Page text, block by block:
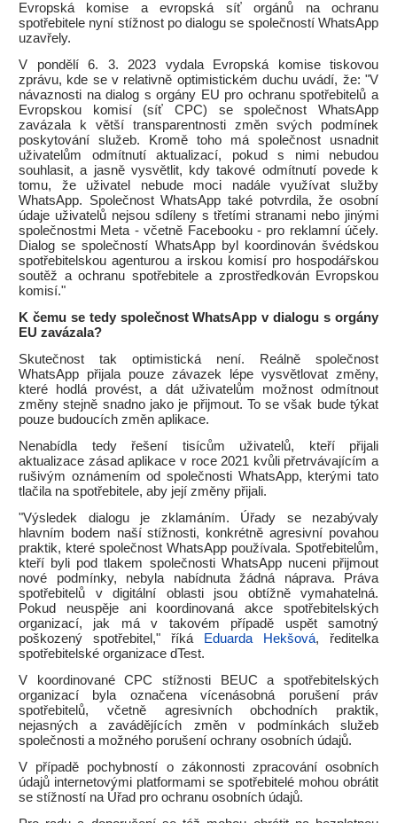
Evropská komise a evropská síť orgánů na ochranu
spotřebitele nyní stížnost po dialogu se společností WhatsApp
uzavřely.
V pondělí 6. 3. 2023 vydala Evropská komise tiskovou
zprávu, kde se v relativně optimistickém duchu uvádí, že: "V
návaznosti na dialog s orgány EU pro ochranu spotřebitelů a
Evropskou komisí (síť CPC) se společnost WhatsApp
zavázala k větší transparentnosti změn svých podmínek
poskytování služeb. Kromě toho má společnost usnadnit
uživatelům odmítnutí aktualizací, pokud s nimi nebudou
souhlasit, a jasně vysvětlit, kdy takové odmítnutí povede k
tomu, že uživatel nebude moci nadále využívat služby
WhatsApp. Společnost WhatsApp také potvrdila, že osobní
údaje uživatelů nejsou sdíleny s třetími stranami nebo jinými
společnostmi Meta - včetně Facebooku - pro reklamní účely.
Dialog se společností WhatsApp byl koordinován švédskou
spotřebitelskou agenturou a irskou komisí pro hospodářskou
soutěž a ochranu spotřebitele a zprostředkován Evropskou
komisí."
K čemu se tedy společnost WhatsApp v dialogu s orgány
EU zavázala?
Skutečnost tak optimistická není. Reálně společnost
WhatsApp přijala pouze závazek lépe vysvětlovat změny,
které hodlá provést, a dát uživatelům možnost odmítnout
změny stejně snadno jako je přijmout. To se však bude týkat
pouze budoucích změn aplikace.
Nenabídla tedy řešení tisícům uživatelů, kteří přijali
aktualizace zásad aplikace v roce 2021 kvůli přetrvávajícím a
rušivým oznámením od společnosti WhatsApp, kterými tato
tlačila na spotřebitele, aby její změny přijali.
"Výsledek dialogu je zklamáním. Úřady se nezabývaly
hlavním bodem naší stížnosti, konkrétně agresivní povahou
praktik, které společnost WhatsApp používala. Spotřebitelům,
kteří byli pod tlakem společnosti WhatsApp nuceni přijmout
nové podmínky, nebyla nabídnuta žádná náprava. Práva
spotřebitelů v digitální oblasti jsou obtížně vymahatelná.
Pokud neuspěje ani koordinovaná akce spotřebitelských
organizací, jak má v takovém případě uspět samotný
poškozený spotřebitel," říká
Eduarda Hekšová, ředitelka
spotřebitelské organizace dTest.
V koordinované CPC stížnosti BEUC a spotřebitelských
organizací byla označena vícenásobná porušení práv
spotřebitelů, včetně agresivních obchodních praktik,
nejasných a zavádějících změn v podmínkách služeb
společnosti a možného porušení ochrany osobních údajů.
V případě pochybností o zákonnosti zpracování osobních
údajů internetovými platformami se spotřebitelé mohou obrátit
se stížností na Úřad pro ochranu osobních údajů.